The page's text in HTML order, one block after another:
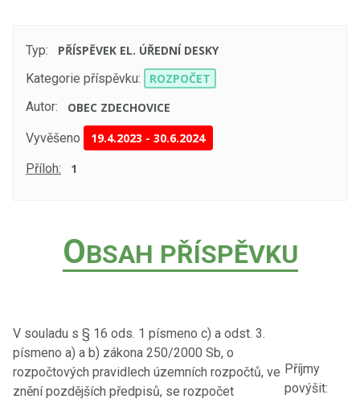
Typ:
PŘÍSPĚVEK EL. ÚŘEDNÍ DESKY
Kategorie příspěvku:
ROZPOČET
Autor:
OBEC ZDECHOVICE
Vyvěšeno 19.4.2023 -30.6.2024
Příloh: 1
OBSAH PŘÍSPĚVKU
V souladu s § 16 ods. 1 písmeno c) a odst. 3.
písmeno a) a b) zákona 250/2000 Sb, o
rozpočtových pravidlech územních rozpočtů, ve
znění pozdějších předpisů, se rozpočet
Příjmy
povýšit: